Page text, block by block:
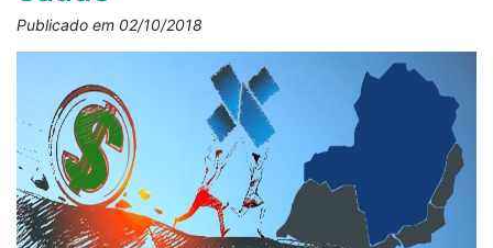
Publicado em 02/10/2018